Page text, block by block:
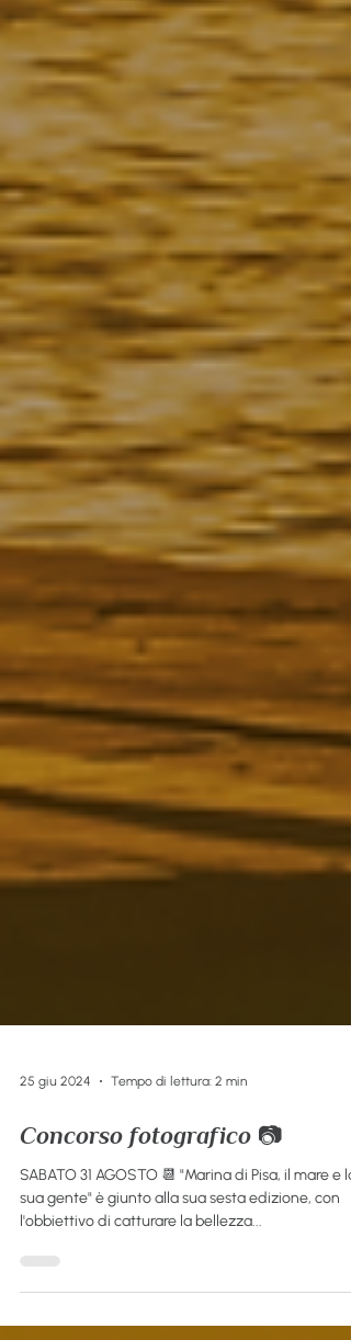
25 giu 2024 Tempo di lettura: 2 min
Concorso fotografico 📷​
SABATO 31 AGOSTO 📆 "Marina di Pisa, il mare e la
l'obbiettivo di catturare la bellezza...